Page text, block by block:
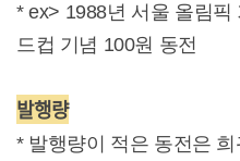
* ex> 1988년 서울 올림픽
드컵 기념 100원 동전
발행량
* 발행량이 적은 동전은